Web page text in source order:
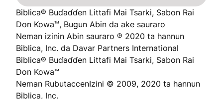
Biblica® Buɗaɗɗen Littafi Mai Tsarki, Sabon Rai
Don Kowa™, Bugun Abin da ake sauraro
Neman izinin Abin sauraro ℗ 2020 ta hannun
Biblica, Inc. da Davar Partners International
Biblica® Buɗaɗɗen Littafi Mai Tsarki, Sabon Rai
Don Kowa™
Neman RubutaccenIzini © 2009, 2020 ta hannun
Biblica, Inc.